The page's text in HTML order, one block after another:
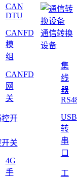
CAN
DTU
CANFD
模
组
CANFD
网
关
关
4G
手
通信转换
设备
集
线
器
USB
转
串
口
工